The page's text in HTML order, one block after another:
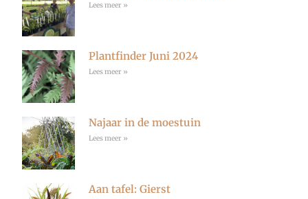
Lees meer »
Plantfinder Juni 2024
Lees meer »
Najaar in de moestuin
Lees meer »
Aan tafel: Gierst